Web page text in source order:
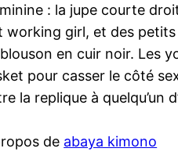
: la jupe courte
working girl, et des
en cuir noir. Les
pour casser le côté
la replique à quelqu’un
de abaya kimono